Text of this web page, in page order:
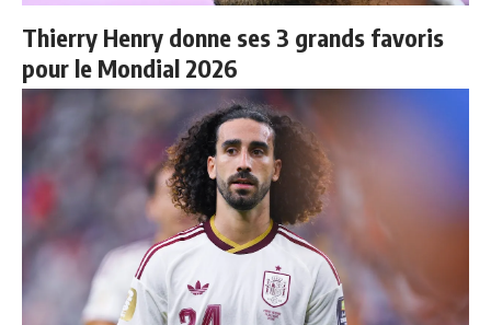
Thierry Henry donne ses 3 grands favoris
pour le Mondial 2026